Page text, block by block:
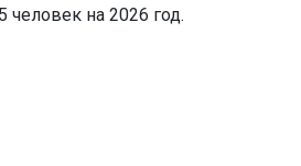
человек на 2026 год.